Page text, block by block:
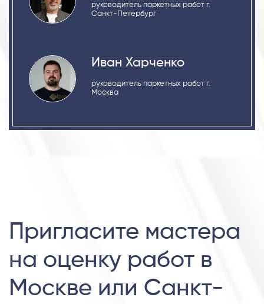
руководитель паркетных работ г.
Санкт-Петербург
Иван Харченко
руководитель паркетных работ г.
Москва
Пригласите мастера
на оценку работ в
Москве или Санкт-